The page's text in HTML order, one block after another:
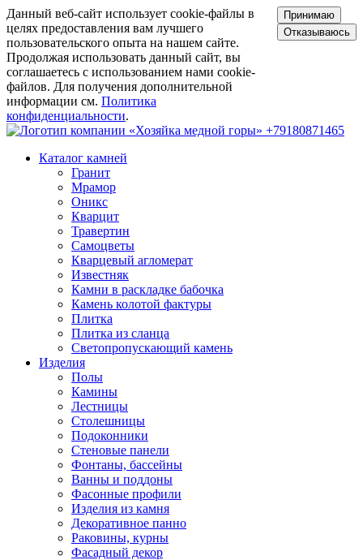
Данный веб-сайт использует cookie-файлы в
целях предоставления вам лучшего
пользовательского опыта на нашем сайте.
Продолжая использовать данный сайт, вы
соглашаетесь с использованием нами cookie-
файлов. Для получения дополнительной
информации см. Политика
конфиденциальности.
Принимаю
Отказываюсь
+79180871465
Каталог камней
Гранит
Мрамор
Оникс
Кварцит
Травертин
Самоцветы
Кварцевый агломерат
Известняк
Камни в раскладке бабочка
Камень колотой фактуры
Плитка
Плитка из сланца
Светопропускающий камень
Изделия
Полы
Камины
Лестницы
Столешницы
Подоконники
Стеновые панели
Фонтаны, бассейны
Ванны и поддоны
Фасонные профили
Изделия из камня
Декоративное панно
Раковины, курны
Фасадный декор